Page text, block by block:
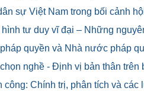
sự Việt Nam trong bối cảnh
tư duy vĩ đại – Những
quyền và Nhà nước pháp
nghề - Định vị bản thân
công: Chính trị, phân tích và các